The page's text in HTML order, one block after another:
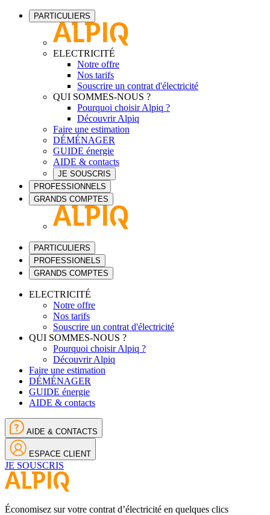
PARTICULIERS
ELECTRICITÉ
Notre offre
Nos tarifs
Souscrire un contrat d'électricité
QUI SOMMES-NOUS ?
Pourquoi choisir Alpiq ?
Découvrir Alpiq
Faire une estimation
DÉMÉNAGER
GUIDE énergie
AIDE & contacts
JE SOUSCRIS
PROFESSIONNELS
GRANDS COMPTES
PARTICULIERS
PROFESSIONELS
GRANDS COMPTES
ELECTRICITÉ
Notre offre
Nos tarifs
Souscrire un contrat d'électricité
QUI SOMMES-NOUS ?
Pourquoi choisir Alpiq ?
Découvrir Alpiq
Faire une estimation
DÉMÉNAGER
GUIDE énergie
AIDE & contacts
AIDE & CONTACTS
ESPACE CLIENT
JE SOUSCRIS
Économisez sur votre contrat d’électricité en quelques clics